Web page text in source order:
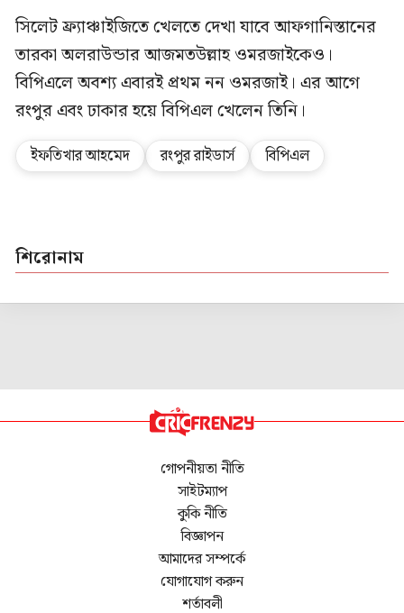
সিলেট ফ্র্যাঞ্চাইজিতে খেলতে দেখা যাবে আফগানিস্তানের
তারকা অলরাউন্ডার আজমতউল্লাহ ওমরজাইকেও।
বিপিএলে অবশ্য এবারই প্রথম নন ওমরজাই। এর আগে
রংপুর এবং ঢাকার হয়ে বিপিএল খেলেন তিনি।
ইফতিখার আহমেদ রংপুর রাইডার্স বিপিএল
শিরোনাম
গোপনীয়তা নীতি
সাইটম্যাপ
কুকি নীতি
বিজ্ঞাপন
আমাদের সম্পর্কে
যোগাযোগ করুন
শর্তাবলী